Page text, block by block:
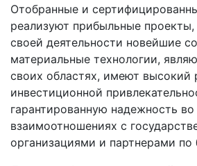
Отобранные и
реализуют прибыльные
своей деятельности новейшие
материальные технологии,
своих областях, имеют высокий
инвестиционной
гарантированную надежность во
взаимоотношениях с
организациями и партнерами по